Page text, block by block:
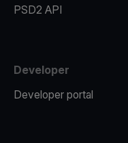
PSD2 API
Developer
Developer portal